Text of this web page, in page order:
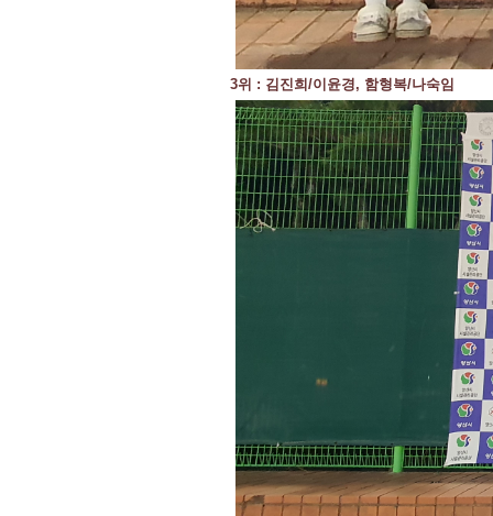
3위 : 김진희/이윤경, 함형복/나숙임